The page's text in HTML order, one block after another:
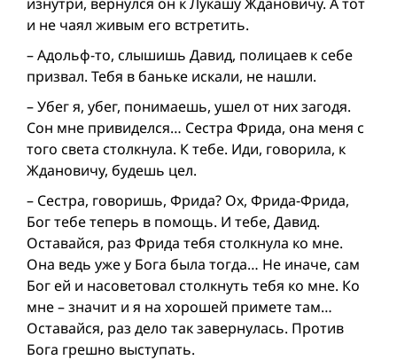
и не чаял живым его встретить.
– Адольф-то, слышишь Давид, полицаев к себе
призвал. Тебя в баньке искали, не нашли.
– Убег я, убег, понимаешь, ушел от них загодя.
Сон мне привиделся… Сестра Фрида, она меня с
того света столкнула. К тебе. Иди, говорила, к
Ждановичу, будешь цел.
– Сестра, говоришь, Фрида? Ох, Фрида-Фрида,
Бог тебе теперь в помощь. И тебе, Давид.
Оставайся, раз Фрида тебя столкнула ко мне.
Она ведь уже у Бога была тогда… Не иначе, сам
Бог ей и насоветовал столкнуть тебя ко мне. Ко
мне – значит и я на хорошей примете там…
Оставайся, раз дело так завернулась. Против
Бога грешно выступать.